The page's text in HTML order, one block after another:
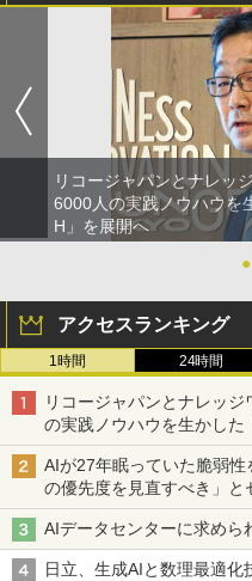
リコージャパンとナレッ
6000人の実践ノウハウを
H」を展開へ
●
アクセスランキング
1時間 24時間
リコージャパンとナレッ
の実践ノウハウを生かし
AIが27年眠っていた脆弱
の優先度を見直すべき」と
AIデータセンターに求めら
日立、生成AIと数理最適